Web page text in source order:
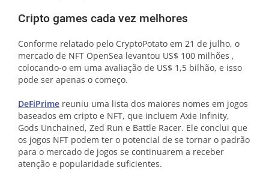
Cripto games cada vez melhores
Conforme relatado pelo CryptoPotato em 21 de julho, o
mercado de NFT OpenSea levantou US$ 100 milhões ,
colocando-o em uma avaliação de US$ 1,5 bilhão, e isso
pode ser apenas o começo.
DeFiPrime reuniu uma lista dos maiores nomes em jogos
baseados em cripto e NFT, que incluem Axie Infinity,
Gods Unchained, Zed Run e Battle Racer. Ele conclui que
os jogos NFT podem ter o potencial de se tornar o padrão
para o mercado de jogos se continuarem a receber
atenção e popularidade suficientes.